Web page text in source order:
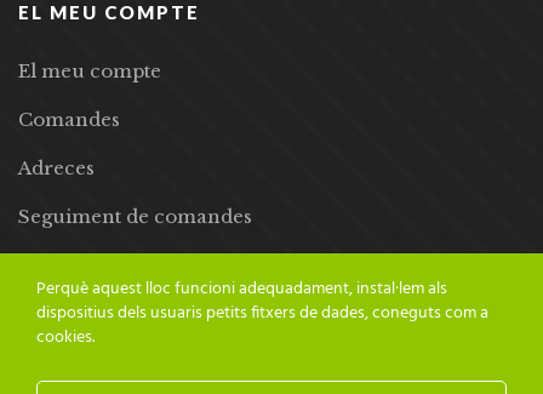
EL MEU COMPTE
El meu compte
Comandes
Adreces
Seguiment de comandes
Perquè aquest lloc funcioni adequadament, instal·lem als
dispositius dels usuaris petits fitxers de dades, coneguts com a
cookies.